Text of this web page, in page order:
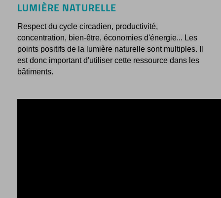
LUMIÈRE NATURELLE
Respect du cycle circadien, productivité,
concentration, bien-être, économies d'énergie... Les
points positifs de la lumière naturelle sont multiples. Il
est donc important d'utiliser cette ressource dans les
bâtiments.